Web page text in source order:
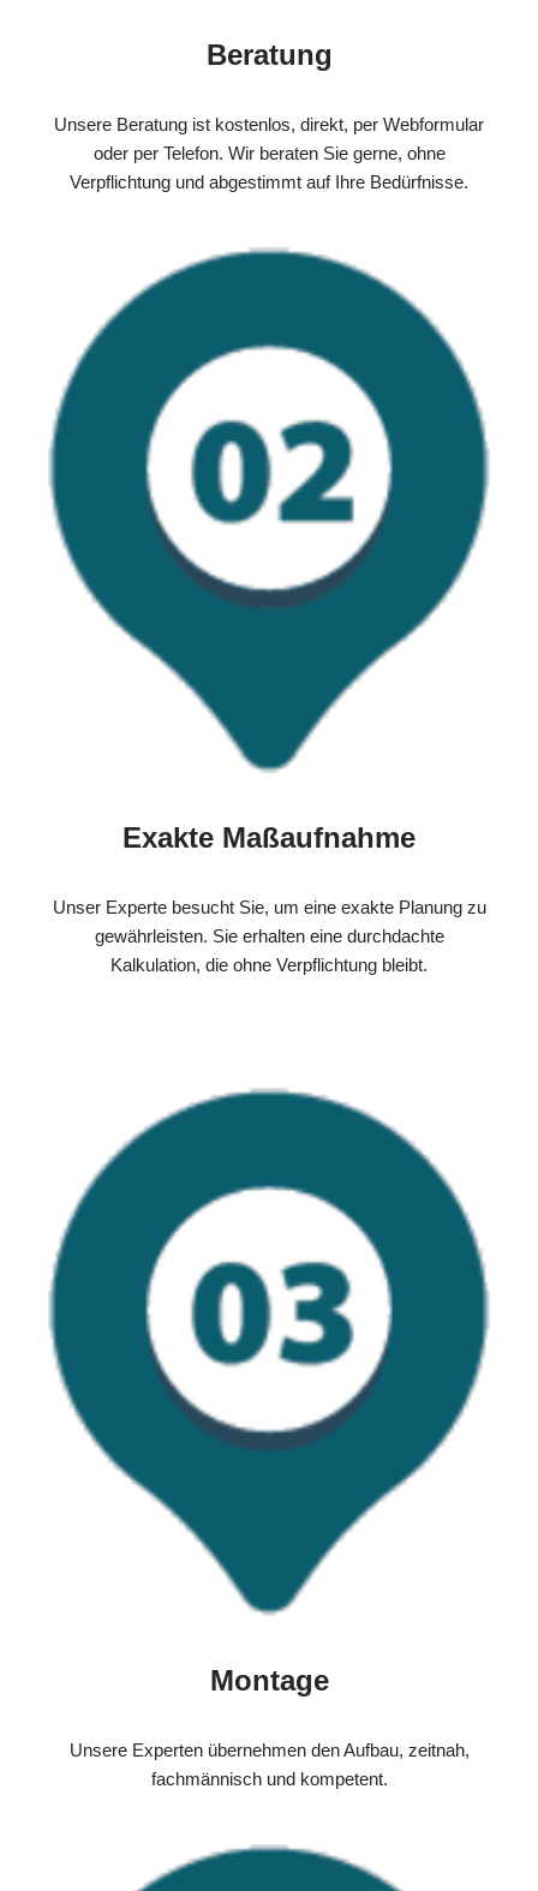
Beratung
Unsere Beratung ist kostenlos, direkt, per Webformular
oder per Telefon. Wir beraten Sie gerne, ohne
Verpflichtung und abgestimmt auf Ihre Bedürfnisse.
Exakte Maßaufnahme
Unser Experte besucht Sie, um eine exakte Planung zu
gewährleisten. Sie erhalten eine durchdachte
Kalkulation, die ohne Verpflichtung bleibt.
Montage
Unsere Experten übernehmen den Aufbau, zeitnah,
fachmännisch und kompetent.